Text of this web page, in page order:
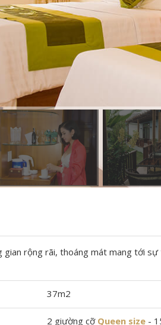
gian rộng rãi, thoáng mát mang tới
37m2
2 giường cỡ Queen size -